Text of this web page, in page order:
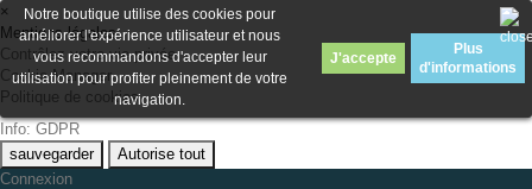
×
Mentions légales
Contrôlez votre vie privée
Cookie Manager
Politique de cookies
Info: GDPR
sauvegarder
Autorise tout
Connexion
Notre boutique utilise des cookies pour
améliorer l'expérience utilisateur et nous
vous recommandons d'accepter leur
utilisation pour profiter pleinement de votre
navigation.
J'accepte
Plus
d'informations